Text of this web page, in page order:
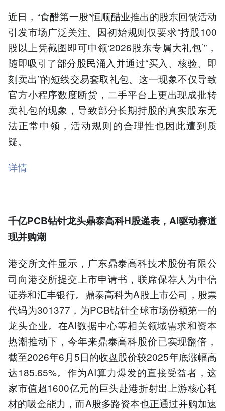
近日，“食醋第一股”恒顺醋业推出的股东回馈活动
引发市场广泛关注。因初始规则仅要求“持股100
股以上凭截图即可申领‘2026股东专属大礼包’”，
随即吸引了部分股民涌入并通过“买入、核验、即
刻卖出”的短线交易套取礼包。这一现象不仅导致
官方小程序数度断货，二手平台上更出现成批转
卖礼包的现象，导致部分长期持股的真实股东无
法正常申领，活动规则的合理性也因此遭到质
疑。
详情
千亿PCB钻针龙头鼎泰高科H股递表，AI驱动赛道
现并购潮
港交所文件显示，广东鼎泰高科技术股份有限公
司向港交所提交上市申请书，联席保荐人为中信
证券和汇丰银行。鼎泰高科为A股上市公司，股票
代码为301377，为PCB钻针全球市场份额第一的
龙头企业。在AI数据中心等相关领域需求和资本
热潮推动下，今年来鼎泰高科股价已实现翻倍，
截至2026年6月5日的收盘股价较2025年底涨幅高
达185.65%。作为AI算力爆发的直接受益者，这
家市值超1600亿元的巨头赴港折射出上游核心耗
材的吸金能力，而A股多路资本也正通过并购加速